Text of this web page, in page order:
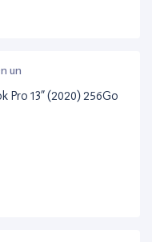
un
Pro 13” (2020) 256Go